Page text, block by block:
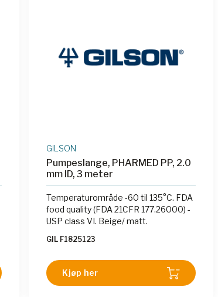
GILSON
Pumpeslange, PHARMED PP, 2.0
mm ID, 3 meter
Temperaturområde -60 til 135°C. FDA
food quality (FDA 21CFR 177.26000) -
USP class VI. Beige/ matt.
GIL F1825123
Kjøp her